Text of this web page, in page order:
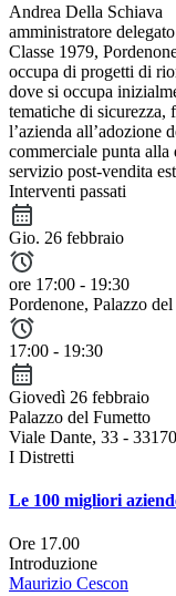
Andrea Della Schiava
amministratore
Classe 1979,
occupa di progetti di
dove si occupa
tematiche di sicurezza,
l’azienda all’adozione
commerciale punta
servizio post-vendita
Interventi passati
Gio. 26 febbraio
ore 17:00 - 19:30
Pordenone, Palazzo
17:00 - 19:30
Giovedì 26 febbraio
Palazzo del Fumetto
Viale Dante, 33 -
I Distretti
Le 100 migliori
Ore 17.00
Introduzione
Maurizio Cescon